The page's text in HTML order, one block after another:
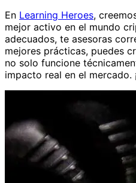
En Learning Heroes,
mejor activo en el mundo
adecuados, te asesoras
mejores prácticas, puedes
no solo funcione
impacto real en el mercado.